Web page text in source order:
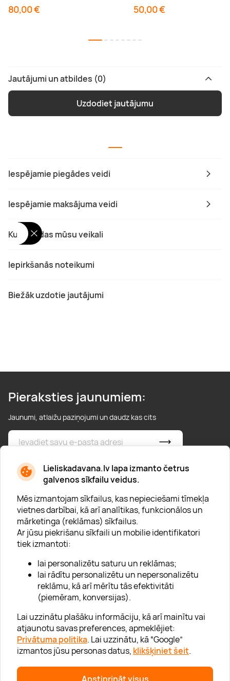
Lieliskadavana.lv lapa izmanto četrus
galvenos sīkfailu veidus.
Mēs izmantojam sīkfailus, kas nepieciešami tīmekļa
vietnes darbībai, kā arī analītikas, funkcionālos un
mārketinga (reklāmas) sīkfailus.
Ar jūsu piekrišanu sīkfaili un mobilie identifikatori
tiek izmantoti:
lai personalizētu saturu un reklāmas;
lai rādītu personalizētu un nepersonalizētu
reklāmu, kā arī mērītu tās efektivitāti
(piemēram, konversijas).
Lai uzzinātu plašāku informāciju, kā arī mainītu vai
atjaunotu savas preferences, apmeklējiet:
Privātuma politika. Lai uzzinātu, kā “Google”
izmantos jūsu personas datus, klikšķiniet šeit.
Iespējamie piegādes veidi
Iespējamie maksājuma veidi
Kur atrodas mūsu veikali
Iepirkšanās noteikumi
Biežāk uzdotie jautājumi
80,00 € 50,00 €
Jautājumi un atbildes (0)
Uzdodiet jautājumu
Pieraksties jaunumiem:
Jaunumi, atlaižu paziņojumi un daudz kas cits
* Esmu iepazinies/usies ar privātuma politiku
Par "Lieliska dāvana"
Uzņēmumiem
Palīdzība
“GERA DOVANA” GRUPA